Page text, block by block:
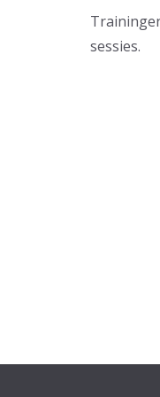
sessies.